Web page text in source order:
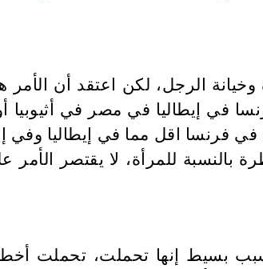
وخيانة الرجل، لكن اعتقد أن
في إيطاليا في مصر في أثيوبيا
في فرنسا اقل مما في إيطاليا
للمرأة، لا يقتصر
بسيط إنها تحملت، تحملت